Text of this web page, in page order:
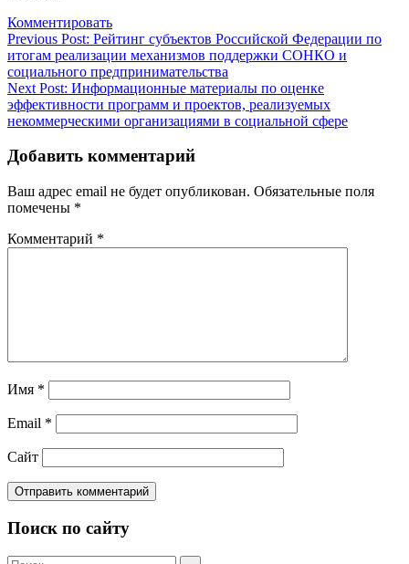
Комментировать
Навигация
по
записям
Previous Post: Рейтинг субъектов Российской Федерации по
итогам реализации механизмов поддержки СОНКО и
социального предпринимательства
Next Post: Информационные материалы по оценке
эффективности программ и проектов, реализуемых
некоммерческими организациями в социальной сфере
Добавить комментарий
Ваш адрес email не будет опубликован. Обязательные поля
помечены *
Комментарий *
Имя *
Email *
Сайт
Поиск по сайту